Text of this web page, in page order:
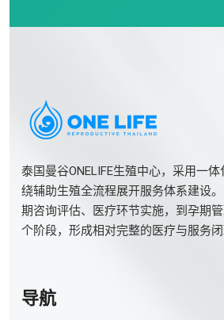
泰国曼谷ONELIFE生殖中心，采用一
绕辅助生殖全流程展开服务体系建设
期咨询评估、医疗环节实施，到孕期
个阶段，形成相对完整的医疗与服务闭
导航